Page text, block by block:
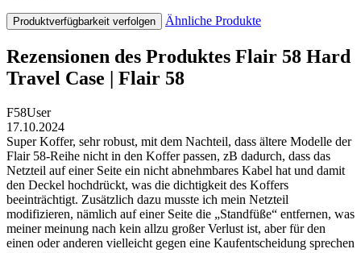
Produktverfügbarkeit verfolgen Ähnliche Produkte
Rezensionen des Produktes Flair 58 Hard
Travel Case | Flair 58
F58User
17.10.2024
Super Koffer, sehr robust, mit dem Nachteil, dass ältere Modelle der
Flair 58-Reihe nicht in den Koffer passen, zB dadurch, dass das
Netzteil auf einer Seite ein nicht abnehmbares Kabel hat und damit
den Deckel hochdrückt, was die dichtigkeit des Koffers
beeinträchtigt. Zusätzlich dazu musste ich mein Netzteil
modifizieren, nämlich auf einer Seite die „Standfüße“ entfernen, was
meiner meinung nach kein allzu großer Verlust ist, aber für den
einen oder anderen vielleicht gegen eine Kaufentscheidung sprechen